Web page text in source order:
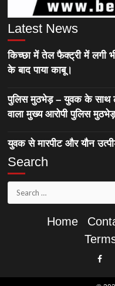
Latest News
किच्छा में तेल फैक्ट्री में लगी
के बाद पाया काबू।
पुलिस मुठभेड़ – युवक के साथ
वाला मुख्य आरोपी पुलिस
युवक से मारपीट और यौन
Search
Search
for:
Home
Like
Our